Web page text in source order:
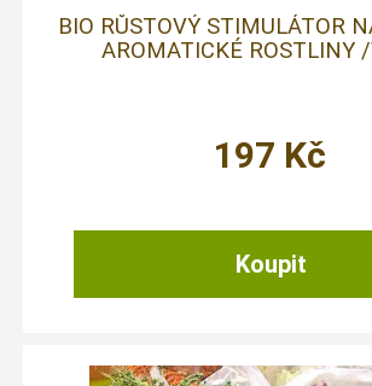
BIO RŮSTOVÝ STIMULÁTOR
AROMATICKÉ ROSTLINY
197 Kč